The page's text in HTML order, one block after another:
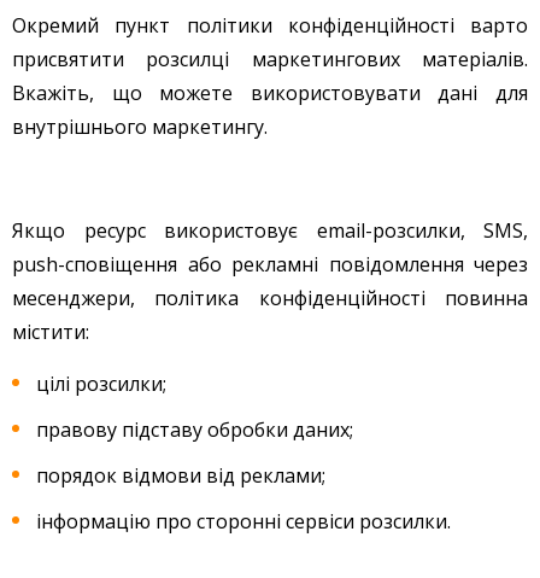
Окремий пункт політики конфіденційності варто
присвятити розсилці маркетингових матеріалів.
Вкажіть, що можете використовувати дані для
внутрішнього маркетингу.
Якщо ресурс використовує email-розсилки, SMS,
push-сповіщення або рекламні повідомлення через
месенджери, політика конфіденційності повинна
містити:
цілі розсилки;
правову підставу обробки даних;
порядок відмови від реклами;
інформацію про сторонні сервіси розсилки.